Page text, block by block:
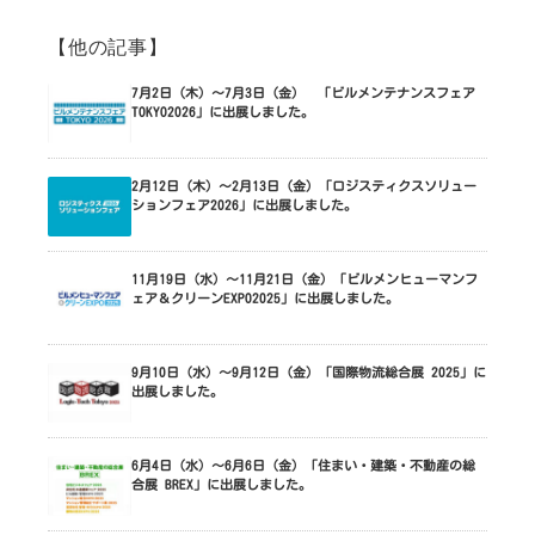
【他の記事】
7月2日（木）～7月3日（金） 「ビルメンテナンスフェア
TOKYO2026」に出展しました。
2月12日（木）～2月13日（金）「ロジスティクスソリュー
ションフェア2026」に出展しました。
11月19日（水）～11月21日（金）「ビルメンヒューマンフ
ェア＆クリーンEXPO2025」に出展しました。
9月10日（水）～9月12日（金）「国際物流総合展 2025」に
出展しました。
6月4日（水）～6月6日（金）「住まい・建築・不動産の総
合展 BREX」に出展しました。